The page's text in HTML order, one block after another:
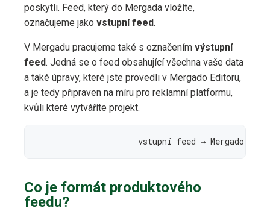
poskytli. Feed, který do Mergada vložíte,
označujeme jako vstupní feed.
V Mergadu pracujeme také s označením výstupní
feed. Jedná se o feed obsahující všechna vaše data
a také úpravy, které jste provedli v Mergado Editoru,
a je tedy připraven na míru pro reklamní platformu,
kvůli které vytváříte projekt.
Co je formát produktového
feedu?